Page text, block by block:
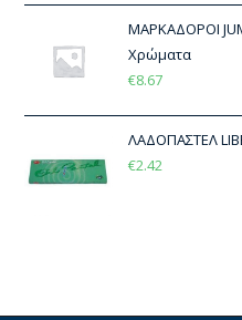
ΜΑΡΚΑΔΟΡΟΙ
Χρώματα
€8.67
ΛΑΔΟΠΑΣΤΕΛ
€2.42